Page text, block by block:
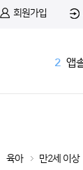
회원가입
2
8 치즈
육아 만2세 이상